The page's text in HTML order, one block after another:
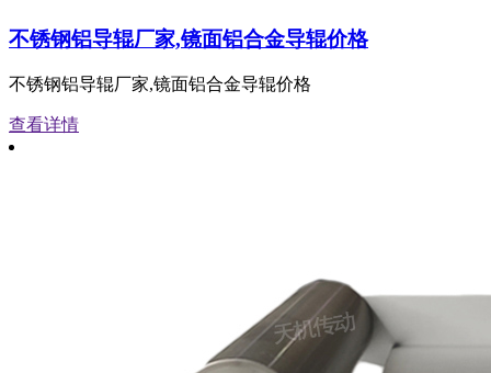
不锈钢铝导辊厂家,镜面铝合金导辊价格
不锈钢铝导辊厂家,镜面铝合金导辊价格
查看详情